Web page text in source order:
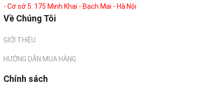
- Cơ sở 5: 175 Minh Khai - Bạch Mai - Hà Nội
Về Chúng Tôi
GIỚI THIỆU
HƯỚNG DẪN MUA HÀNG
Chính sách